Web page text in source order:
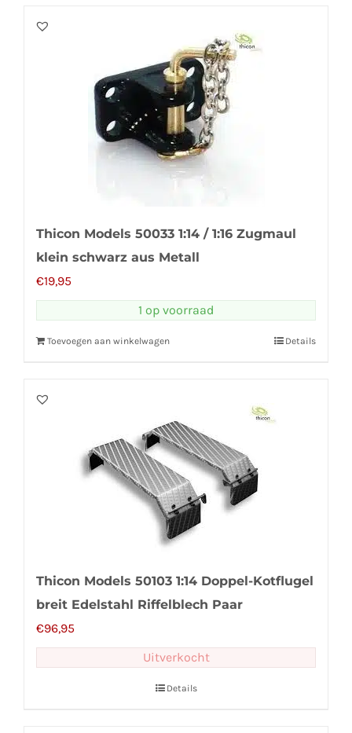
Thicon Models 50033 1:14 / 1:16 Zugmaul
klein schwarz aus Metall
€19,95
1 op voorraad
Toevoegen aan winkelwagen Details
Thicon Models 50103 1:14 Doppel-Kotflugel
breit Edelstahl Riffelblech Paar
€96,95
Uitverkocht
Details